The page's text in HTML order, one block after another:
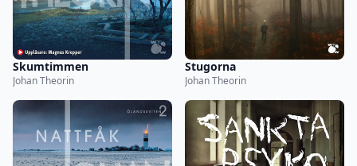
Skumtimmen
Johan Theorin
Stugorna
Johan Theorin